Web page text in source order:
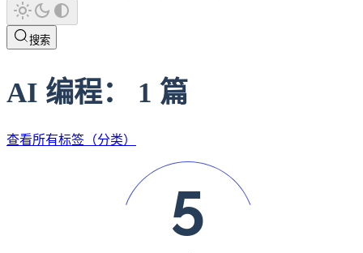
搜索
AI 编程： 1 篇
查看所有标签（分类）
5